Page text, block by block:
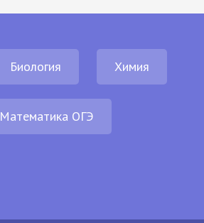
Биология Химия
Математика ОГЭ